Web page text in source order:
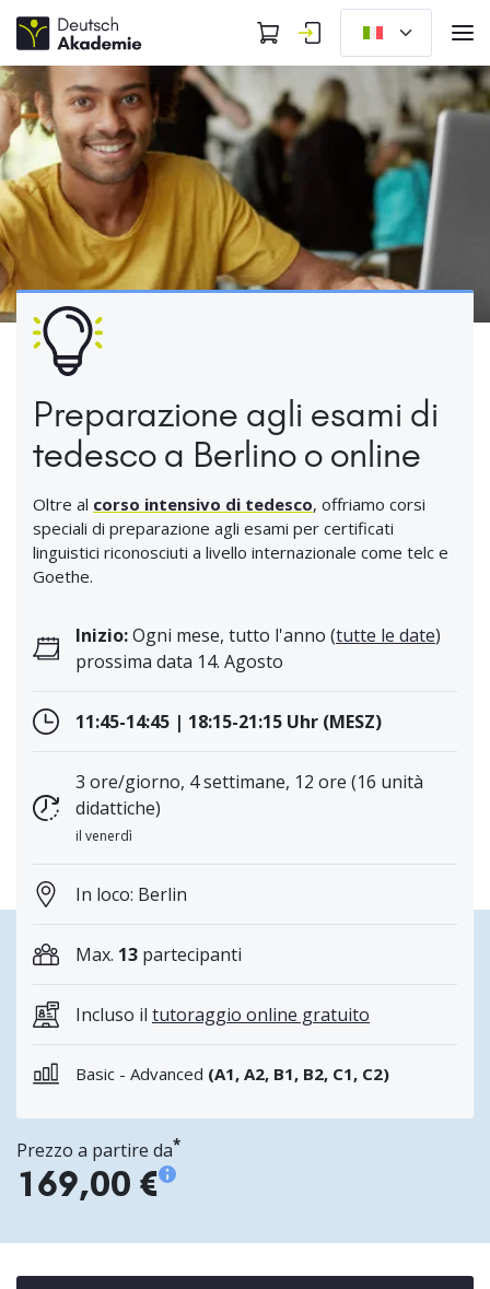
Preparazione agli esami di
tedesco a Berlino o online
Oltre al corso intensivo di tedesco, offriamo corsi
speciali di preparazione agli esami per certificati
linguistici riconosciuti a livello internazionale come telc e
Goethe.
Inizio:Ogni mese, tutto l'anno (tutte le date)
prossima data 14. Agosto
11:45-14:45 | 18:15-21:15 Uhr (MESZ)
3 ore/giorno, 4 settimane, 12 ore (16 unità
didattiche)
il venerdì
In loco: Berlin
Max. 13 partecipanti
Incluso il tutoraggio online gratuito
Basic - Advanced (A1, A2, B1, B2, C1, C2)
Prezzo a partire da*
169,00 €